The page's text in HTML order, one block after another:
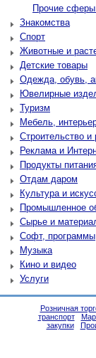
Прочие сферы
Знакомства
Спорт
Животные и
Детские товары
Одежда, обувь,
Ювелирные
Туризм
Мебель,
Строительство и
Реклама и
Продукты
Отдам даром
Культура и
Промышленное
Сырье и
Софт, программы
Музыка
Кино и видео
Услуги
Розничная
транспорт
закупки